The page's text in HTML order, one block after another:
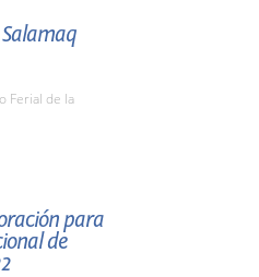
Ferial de la
para
de